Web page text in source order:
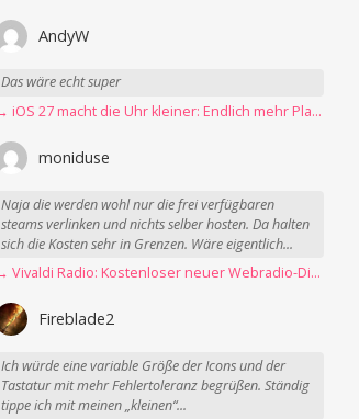
AndyW
Das wäre echt super
→ iOS 27 macht die Uhr kleiner: Endlich mehr Platz fürs Hintergrundbild
moniduse
Naja die werden wohl nur die frei verfügbaren
steams verlinken und nichts selber hosten. Da halten
sich die Kosten sehr in Grenzen. Wäre eigentlich...
→ Vivaldi Radio: Kostenloser neuer Webradio-Dienst mit Fokus auf Datenschutz
Fireblade2
Ich würde eine variable Größe der Icons und der
Tastatur mit mehr Fehlertoleranz begrüßen. Ständig
tippe ich mit meinen „kleinen“...